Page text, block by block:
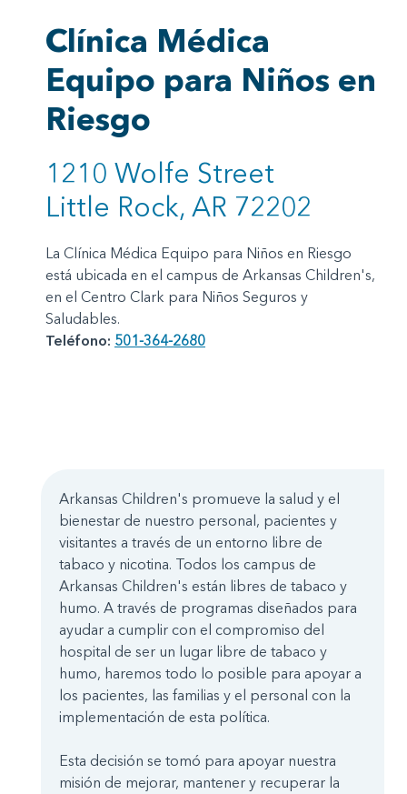
Clínica Médica
Equipo para Niños en
Riesgo
1210 Wolfe Street
Little Rock, AR 72202
La Clínica Médica Equipo para Niños en Riesgo
está ubicada en el campus de Arkansas Children's,
en el Centro Clark para Niños Seguros y
Saludables.
Teléfono: 501-364-2680
Arkansas Children's promueve la salud y el
bienestar de nuestro personal, pacientes y
visitantes a través de un entorno libre de
tabaco y nicotina. Todos los campus de
Arkansas Children's están libres de tabaco y
humo. A través de programas diseñados para
ayudar a cumplir con el compromiso del
hospital de ser un lugar libre de tabaco y
humo, haremos todo lo posible para apoyar a
los pacientes, las familias y el personal con la
implementación de esta política.
Esta decisión se tomó para apoyar nuestra
misión de mejorar, mantener y recuperar la